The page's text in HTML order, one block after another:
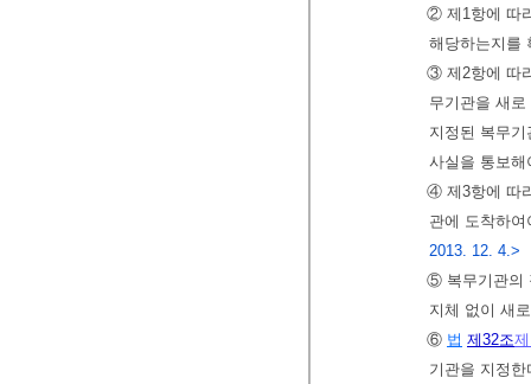
② 제1항에 따
해당하는지를
③ 제2항에 따
무기관을 새
지정된 복무
사실을 통보
④ 제3항에 따
관에 도착하
2013. 12. 4.>
⑤ 복무기관의
지체 없이 새
⑥ 법 제32조
기관을 지정